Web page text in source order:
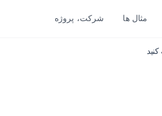
مثال ها شرکت، پروژه